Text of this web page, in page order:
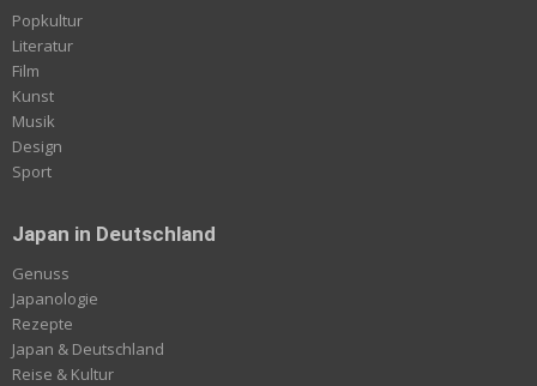
Popkultur
Literatur
Film
Kunst
Musik
Design
Sport
Japan in Deutschland
Genuss
Japanologie
Rezepte
Japan & Deutschland
Reise & Kultur